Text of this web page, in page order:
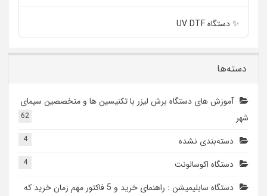
✨ دستگاه UV DTF
دسته‌ها
آموزش های دستگاه برش لیزر با تکنیسین ها و متخصصین سیمای
شهر
62
دسته‌بندی نشده 4
دستگاه اکوسالونت 4
دستگاه سابلیمیشن : راهنمای خرید و 5 فاکتور مهم زمان خرید که